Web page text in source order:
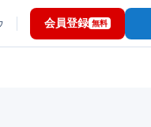
会員登録 無料